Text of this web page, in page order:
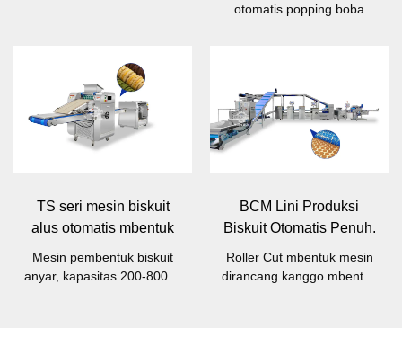
otomatis popping boba
TS seri mesin biskuit
alus otomatis mbentuk
Mesin pembentuk biskuit
anyar, kapasitas 200-800kg
BCM Lini Produksi
Biskuit Otomatis Penuh.
Roller Cut mbentuk mesin
dirancang kanggo mbentuk